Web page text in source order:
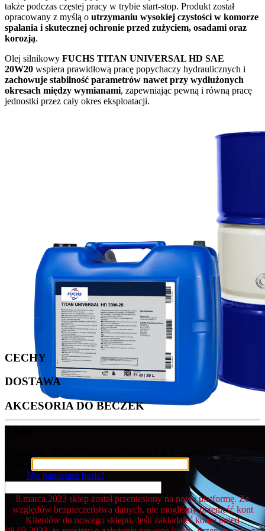
także podczas częstej pracy w trybie start-stop. Produkt został
opracowany z myślą o utrzymaniu wysokiej czystości w komorze
spalania i skutecznej ochronie przed zużyciem, osadami oraz
korozją.
Olej silnikowy FUCHS TITAN UNIVERSAL HD SAE
20W20 wspiera prawidłową pracę popychaczy hydraulicznych i
zachowuje stabilność parametrów nawet przy wydłużonych
okresach między wymianami, zapewniając pewną i równą pracę
jednostki przez cały okres eksploatacji.
CECHY
DOSTAWA
AKCESORIA DO BECZEK
TAGI
Nie pamiętasz hasła?
8.marca.2023 sklep został przeniesiony na nową platformę. Ze
względów bezpieczeństwa danych, nie mogliśmy przenieść kont
Klientów do nowego sklepu. Jeśli zakładałeś konto przed